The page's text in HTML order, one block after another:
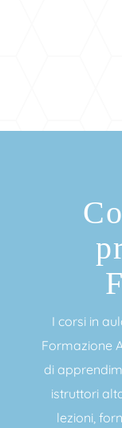
I corsi in
Formazione
di
istruttori
lezioni,